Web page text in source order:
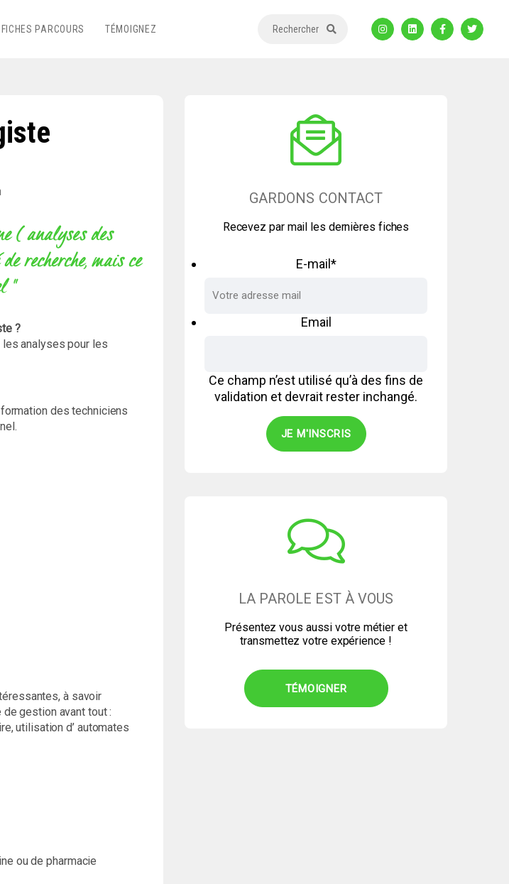
FICHES PARCOURS TÉMOIGNEZ Rechercher
( analyses des
recherche, mais ce
"
?
les analyses pour les
des techniciens
à savoir
gestion avant tout :
utilisation d’ automates
ou de pharmacie
GARDONS CONTACT
Recevez par mail les dernières fiches
E-mail *
Email
Ce champ n’est utilisé qu’à des fins de
validation et devrait rester inchangé.
LA PAROLE EST À VOUS
Présentez vous aussi votre métier et
transmettez votre expérience !
TÉMOIGNER